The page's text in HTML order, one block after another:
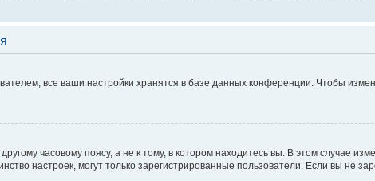
все ваши настройки хранятся в базе данных конференции. Чтобы
часовому поясу, а не к тому, в котором находитесь вы. В этом случае
настроек, могут только зарегистрированные пользователи. Если вы не